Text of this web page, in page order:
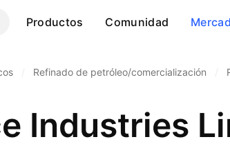
Productos Comunidad
Refinado de petróleo/comercialización
Industries